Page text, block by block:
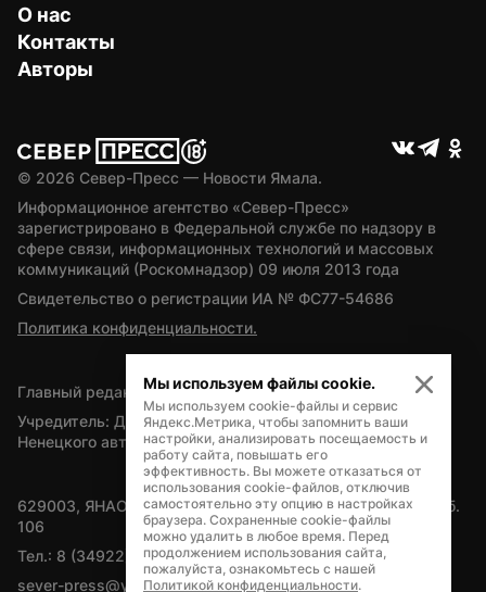
О нас
Контакты
Авторы
© 2026 Север-Пресс — Новости Ямала.
Информационное агентство «Север-Пресс»
зарегистрировано в Федеральной службе по надзору в
сфере связи, информационных технологий и массовых
коммуникаций (Роскомнадзор) 09 июля 2013 года
Свидетельство о регистрации ИА № ФС77-54686
Политика конфиденциальности.
Главный редактор — А.Л. Поздеев
Учредитель: Департамент внутренней политики Ямало-
Ненецкого автономного округа
629003, ЯНАО, Салехард, мкр. Богдана Кнунянца, д.1, каб.
106
Тел.: 8 (34922) 71262
sever-press@yamal-media.ru
Мы используем файлы cookie.
Мы используем cookie-файлы и сервис
Яндекс.Метрика, чтобы запомнить ваши
настройки, анализировать посещаемость и
работу сайта, повышать его
эффективность. Вы можете отказаться от
использования cookie-файлов, отключив
самостоятельно эту опцию в настройках
браузера. Сохраненные cookie-файлы
можно удалить в любое время. Перед
продолжением использования сайта,
пожалуйста, ознакомьтесь с нашей
Политикой конфиденциальности.